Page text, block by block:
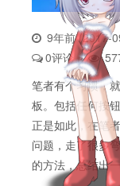
9年前 (2017-
0评论
笔者有个习惯，
板。包括任何按
正是如此，在笔
问题，走了很多
的方法，总结出